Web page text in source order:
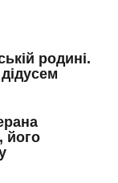
родині.
його